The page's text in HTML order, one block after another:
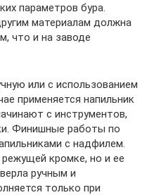
параметров бура.
материалам должна
что и на заводе
или с использованием
применяется напильник
с инструментов,
Финишные работы по
с надфилем.
кромке, но и ее
ручным и
только при